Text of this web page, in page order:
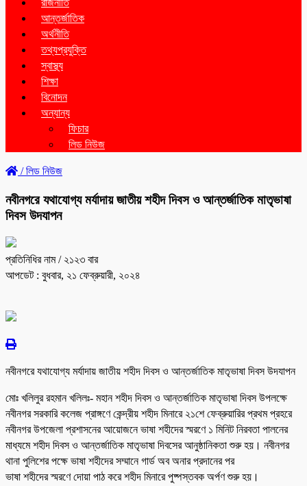
রাজনীতি
আন্তর্জাতিক
অর্থনীতি
তথ্যপ্রযুক্তি
স্বাস্থ্য
শিক্ষা
বিনোদন
অন্যান্য
ফিচার
লিড নিউজ
/লিড নিউজ
নবীনগরে যথাযোগ্য মর্যাদায় জাতীয় শহীদ দিবস ও আন্তর্জাতিক মাতৃভাষা
দিবস উদযাপন
প্রতিনিধির নাম/ ২১২৩ বার
আপডেট : বুধবার, ২১ ফেব্রুয়ারী, ২০২৪
নবীনগরে যথাযোগ্য মর্যাদায় জাতীয় শহীদ দিবস ও আন্তর্জাতিক মাতৃভাষা দিবস উদযাপন
মোঃ খলিলুর রহমান খলিলঃ- মহান শহীদ দিবস ও আন্তর্জাতিক মাতৃভাষা দিবস উপলক্ষে
নবীনগর সরকারি কলেজ প্রাঙ্গণে কেন্দ্রীয় শহীদ মিনারে ২১শে ফেব্রুয়ারির প্রথম প্রহরে
নবীনগর উপজেলা প্রশাসনের আয়োজনে ভাষা শহীদের স্মরণে ১ মিনিট নিরবতা পালনের
মাধ্যমে শহীদ দিবস ও আন্তর্জাতিক মাতৃভাষা দিবসের আনুষ্ঠানিকতা শুরু হয়। নবীনগর
থানা পুলিশের পক্ষে ভাষা শহীদের সম্মানে গার্ড অব অনার প্রদানের পর
ভাষা শহীদের স্মরণে দোয়া পাঠ করে শহীদ মিনারে পুষ্পস্তবক অর্পণ শুরু হয়।